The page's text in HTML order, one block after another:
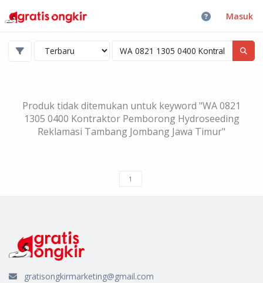
Masuk
Produk tidak ditemukan untuk keyword "WA 0821
1305 0400 Kontraktor Pemborong Hydroseeding
Reklamasi Tambang Jombang Jawa Timur"
gratisongkirmarketing@gmail.com